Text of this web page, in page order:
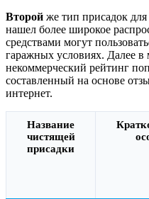
Второй же тип присадок
нашел более широкое
средствами могут
гаражных условиях. Далее в
некоммерческий рейтинг
составленный на основе
интернет.
Название
чистящей
присадки